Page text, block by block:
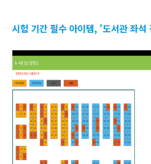
시험 기간 필수 아이템, '도서관 좌석